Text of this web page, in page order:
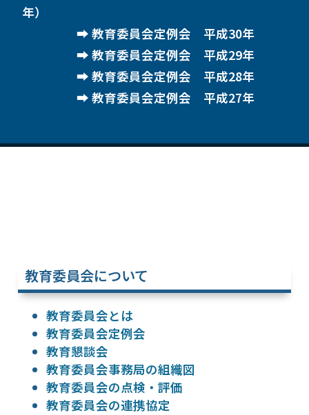
年）
教育委員会定例会 平成30年
教育委員会定例会 平成29年
教育委員会定例会 平成28年
教育委員会定例会 平成27年
教育委員会について
教育委員会とは
教育委員会定例会
教育懇談会
教育委員会事務局の組織図
教育委員会の点検・評価
教育委員会の連携協定